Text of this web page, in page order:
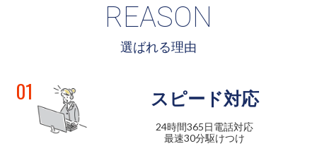
REASON
選ばれる理由
01 スピード対応
24時間365日電話対応
最速30分駆けつけ